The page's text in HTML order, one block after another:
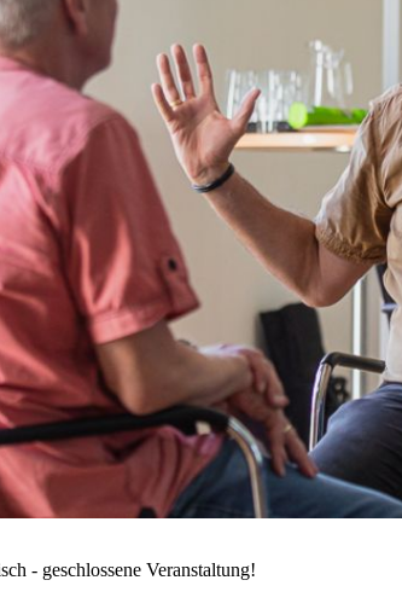
- geschlossene Veranstaltung!